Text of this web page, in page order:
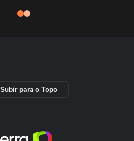
Subir para o Topo